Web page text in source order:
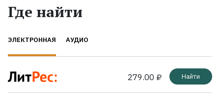
Где найти
ЭЛЕКТРОННАЯ АУДИО
279.00 ₽ Найти